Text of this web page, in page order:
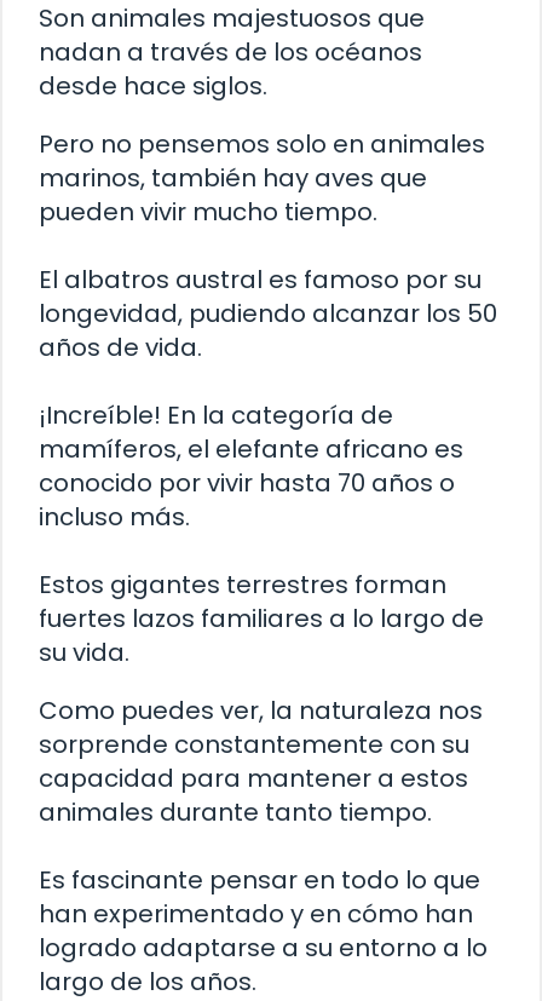
Son animales majestuosos que
nadan a través de los océanos
desde hace siglos.
Pero no pensemos solo en animales
marinos, también hay aves que
pueden vivir mucho tiempo.
El albatros austral es famoso por su
longevidad, pudiendo alcanzar los 50
años de vida.
¡Increíble! En la categoría de
mamíferos, el elefante africano es
conocido por vivir hasta 70 años o
incluso más.
Estos gigantes terrestres forman
fuertes lazos familiares a lo largo de
su vida.
Como puedes ver, la naturaleza nos
sorprende constantemente con su
capacidad para mantener a estos
animales durante tanto tiempo.
Es fascinante pensar en todo lo que
han experimentado y en cómo han
logrado adaptarse a su entorno a lo
largo de los años.